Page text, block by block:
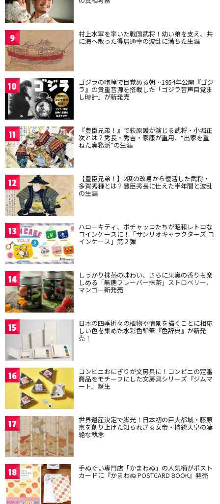
9 村上水軍を率いた戦国武将！幼い弟を支え、共
に海へ散った得居通幸の波乱に満ちた生涯
10 ゴジラの咆哮で目覚める朝…1954年公開『ゴジ
ラ』の貴重音源を搭載した「ゴジラ音声目覚ま
し時計」が新発売
11 『豊臣兄弟！』で萩原護が演じる武将・小堀正
次とは？秀長・秀吉・家康が重用、“出家を重
ねた実務派”の生涯
12 【豊臣兄弟！】2度の改易から復活した武将・
多賀秀種とは？豊臣秀長に仕えた半年間と波乱
の生涯
13 ハローキティ、ポチャッコたちが昭和レトロな
コインケースに！「サンリオキャラクターズ コ
インケース」第２弾
14 しっかり抹茶の味わい、さらに果実の香りも楽
しめる「無糖フレーバー抹茶」ストロベリー、
マンゴー新発売
15 日本の四季折々の植物や情景を描くことに相応
しい色を集めた水彩色鉛筆『色辞典』が新発
売！
16 コンビニおにぎりが文房具に！コンビニの定番
商品をモチーフにした文房具シリーズ『ジムマ
ート』誕生
17 世界遺産決定で脚光！日本初の巨大都城・藤原
京を創り上げた知られざる女帝・持統天皇の凄
絶な執念
18 手ぬぐい専門店「かまわぬ」の人気柄がポスト
カードに『かまわぬ POSTCARD BOOK』発売